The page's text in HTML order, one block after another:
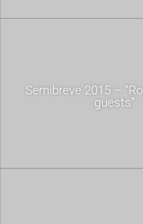
Semibreve 2015 –
guests”